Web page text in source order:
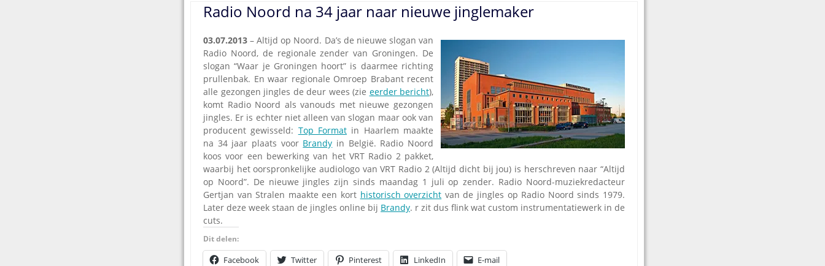
Radio Noord na 34 jaar naar nieuwe jinglemaker
03.07.2013 – Altijd op Noord. Da’s de nieuwe slogan van
Radio Noord, de regionale zender van Groningen. De
slogan “Waar je Groningen hoort” is daarmee richting
prullenbak. En waar regionale Omroep Brabant recent
alle gezongen jingles de deur wees (zie eerder bericht),
komt Radio Noord als vanouds met nieuwe gezongen
jingles. Er is echter niet alleen van slogan maar ook van
producent gewisseld: Top Format in Haarlem maakte
na 34 jaar plaats voor Brandy in België. Radio Noord
koos voor een bewerking van het VRT Radio 2 pakket,
waarbij het oorspronkelijke audiologo van VRT Radio 2 (Altijd dicht bij jou) is herschreven naar “Altijd
op Noord”. De nieuwe jingles zijn sinds maandag 1 juli op zender. Radio Noord-muziekredacteur
Gertjan van Stralen maakte een kort historisch overzicht van de jingles op Radio Noord sinds 1979.
Later deze week staan de jingles online bij Brandy. r zit dus flink wat custom instrumentatiewerk in de
cuts.
Dit delen:
Facebook Twitter Pinterest LinkedIn E-mail